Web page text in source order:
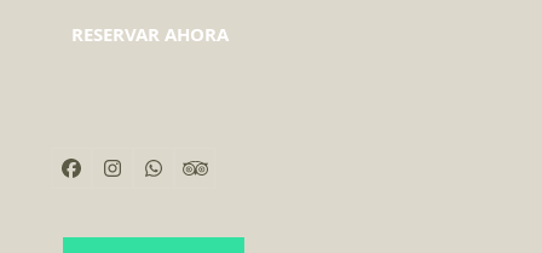
RESERVAR AHORA
Facebook
Instagram
WhatsappTripadvisor